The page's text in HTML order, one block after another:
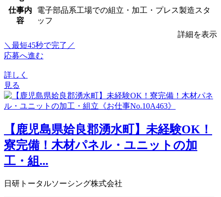
仕事内
容
電子部品系工場での組立・加工・プレス製造スタ
ッフ
詳細を表示
＼最短45秒で完了／
応募へ進む
詳しく
見る
【鹿児島県姶良郡湧水町】未経験OK！
寮完備！木材パネル・ユニットの加
工・組...
日研トータルソーシング株式会社